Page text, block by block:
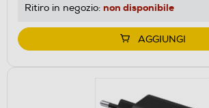
Ritiro in negozio: non disponibile
AGGIUNGI